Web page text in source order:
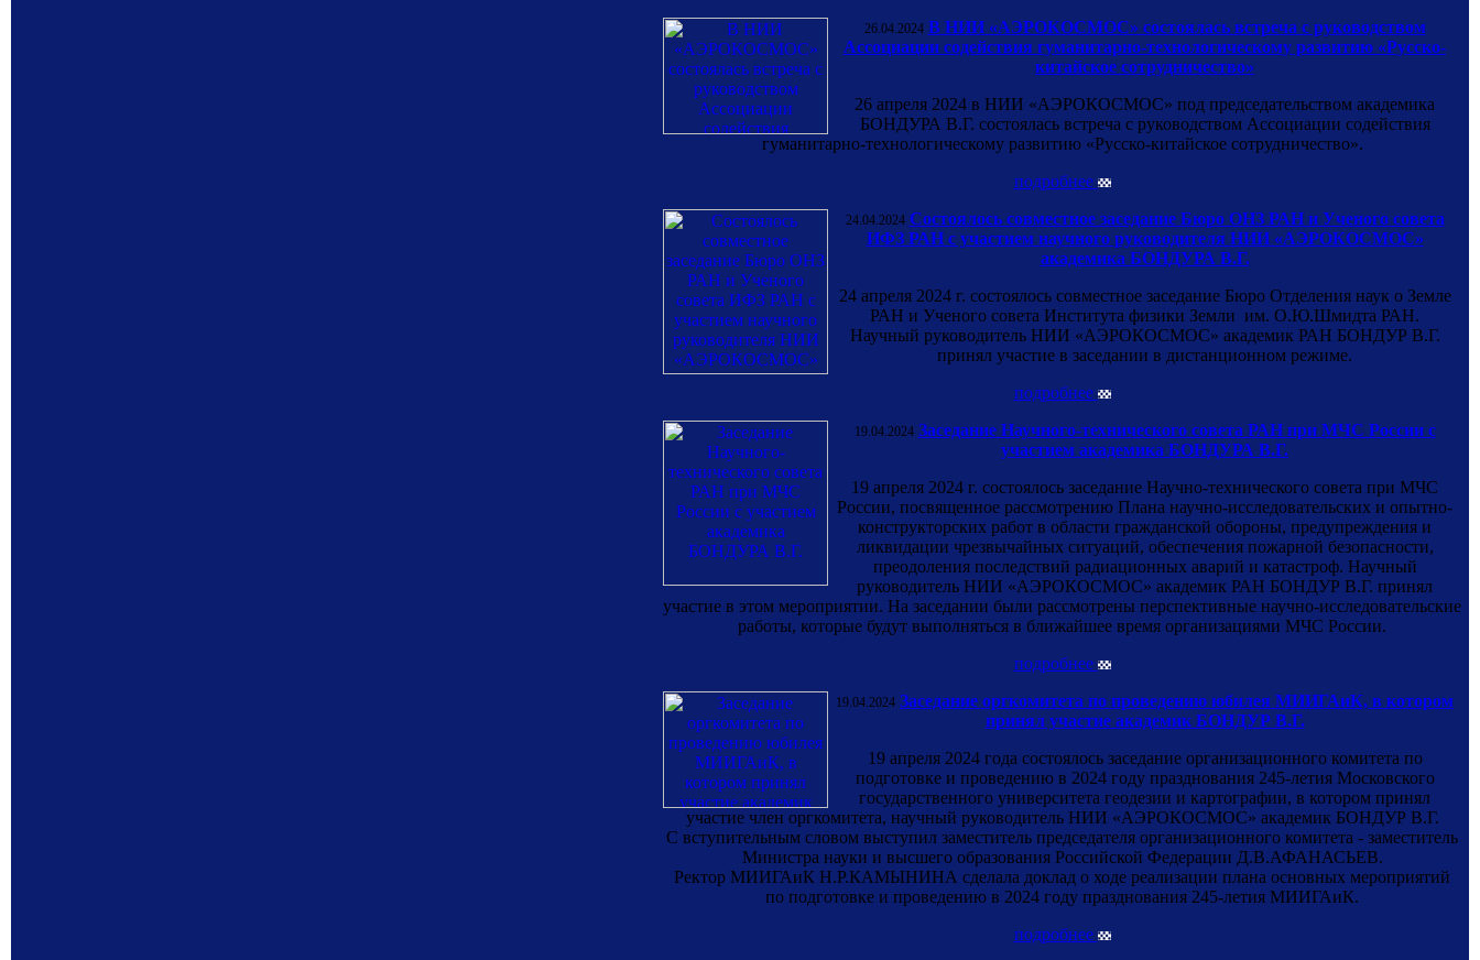
26.04.2024 В НИИ «АЭРОКОСМОС» состоялась встреча с руководством
Ассоциации содействия гуманитарно-технологическому развитию «Русско-
китайское сотрудничество»
26 апреля 2024 в НИИ «АЭРОКОСМОС» под председательством академика
БОНДУРА В.Г. состоялась встреча с руководством Ассоциации содействия
гуманитарно-технологическому развитию «Русско-китайское сотрудничество».
подробнее
24.04.2024 Состоялось совместное заседание Бюро ОНЗ РАН и Ученого совета
ИФЗ РАН с участием научного руководителя НИИ «АЭРОКОСМОС»
академика БОНДУРА В.Г.
24 апреля 2024 г. состоялось совместное заседание Бюро Отделения наук о Земле
РАН и Ученого совета Института физики Земли им. О.Ю.Шмидта РАН.
Научный руководитель НИИ «АЭРОКОСМОС» академик РАН БОНДУР В.Г.
принял участие в заседании в дистанционном режиме.
подробнее
19.04.2024 Заседание Научного-технического совета РАН при МЧС России с
участием академика БОНДУРА В.Г.
19 апреля 2024 г. состоялось заседание Научно-технического совета при МЧС
России, посвященное рассмотрению Плана научно-исследовательских и опытно-
конструкторских работ в области гражданской обороны, предупреждения и
ликвидации чрезвычайных ситуаций, обеспечения пожарной безопасности,
преодоления последствий радиационных аварий и катастроф. Научный
руководитель НИИ «АЭРОКОСМОС» академик РАН БОНДУР В.Г. принял
участие в этом мероприятии. На заседании были рассмотрены перспективные научно-исследовательские
работы, которые будут выполняться в ближайшее время организациями МЧС России.
подробнее
19.04.2024 Заседание оргкомитета по проведению юбилея МИИГАиК, в котором
принял участие академик БОНДУР В.Г.
19 апреля 2024 года состоялось заседание организационного комитета по
подготовке и проведению в 2024 году празднования 245-летия Московского
государственного университета геодезии и картографии, в котором принял
участие член оргкомитета, научный руководитель НИИ «АЭРОКОСМОС» академик БОНДУР В.Г.
С вступительным словом выступил заместитель председателя организационного комитета - заместитель
Министра науки и высшего образования Российской Федерации Д.В.АФАНАСЬЕВ.
Ректор МИИГАиК Н.Р.КАМЫНИНА сделала доклад о ходе реализации плана основных мероприятий
по подготовке и проведению в 2024 году празднования 245-летия МИИГАиК.
подробнее